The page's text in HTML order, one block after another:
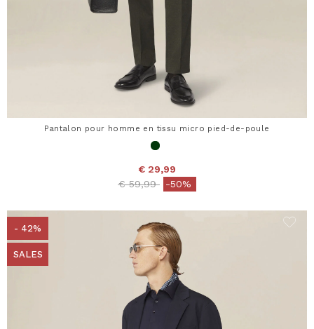
Pantalon pour homme en tissu micro pied-de-poule
€ 29,99
Price reduced from
€ 59,99to-50%
- 42%
SALES